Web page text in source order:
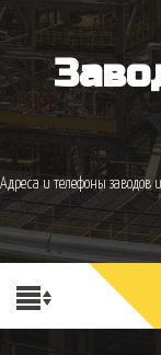
Адреса и телефоны